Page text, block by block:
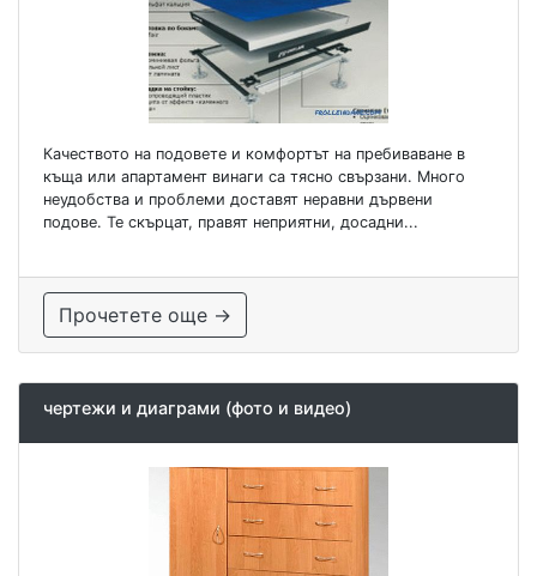
Качеството на подовете и комфортът на пребиваване в
къща или апартамент винаги са тясно свързани. Много
неудобства и проблеми доставят неравни дървени
подове. Те скърцат, правят неприятни, досадни...
Прочетете още →
чертежи и диаграми (фото и видео)